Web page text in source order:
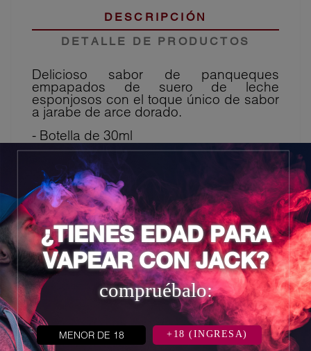
¿TIENES EDAD PARA
VAPEAR CON JACK?
compruébalo:
MENOR DE 18 +18 (INGRESA)
DESCRIPCIÓN
DETALLE DE PRODUCTOS
Delicioso sabor de panqueques
empapados de suero de leche
esponjosos con el toque único de sabor
a jarabe de arce dorado.
- Botella de 30ml
- Niveles de nicotina 25mg y 50mg
8 otros productos en la misma
categoría: